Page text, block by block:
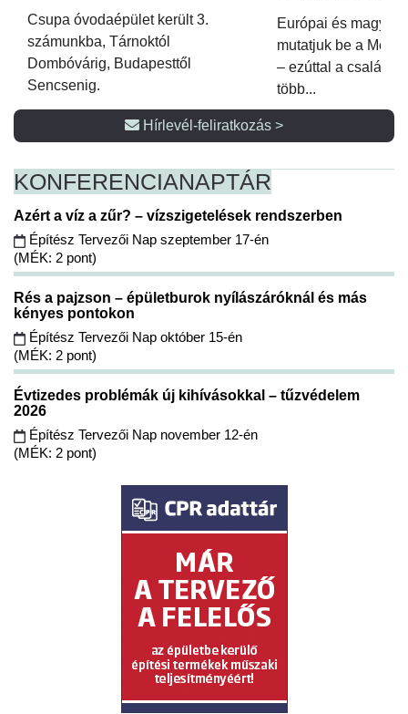
Csupa óvodaépület került 3.
számunkba, Tárnoktól
Dombóvárig, Budapesttől
Sencsenig.
Európai és magyar
mutatjuk be a
– ezúttal a családi
több...
Hírlevél-feliratkozás >
KONFERENCIANAPTÁR
Azért a víz a zűr? – vízszigetelések rendszerben
Építész Tervezői Nap szeptember 17-én
(MÉK: 2 pont)
Rés a pajzson – épületburok nyílászáróknál és más
kényes pontokon
Építész Tervezői Nap október 15-én
(MÉK: 2 pont)
Évtizedes problémák új kihívásokkal – tűzvédelem
2026
Építész Tervezői Nap november 12-én
(MÉK: 2 pont)